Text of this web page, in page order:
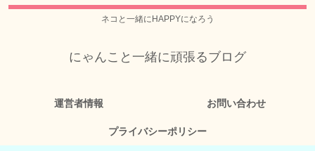
ネコと一緒にHAPPYになろう
にゃんこと一緒に頑張るブログ
運営者情報 お問い合わせ
プライバシーポリシー